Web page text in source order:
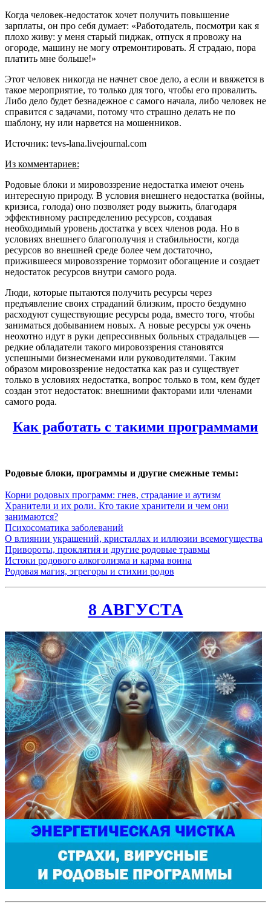
Когда человек-недостаток хочет получить повышение
зарплаты, он про себя думает: «Работодатель, посмотри как я
плохо живу: у меня старый пиджак, отпуск я провожу на
огороде, машину не могу отремонтировать. Я страдаю, пора
платить мне больше!»
Этот человек никогда не начнет свое дело, а если и ввяжется в
такое мероприятие, то только для того, чтобы его провалить.
Либо дело будет безнадежное с самого начала, либо человек не
справится с задачами, потому что страшно делать не по
шаблону, ну или нарвется на мошенников.
Источник: tevs-lana.livejournal.com
Из комментариев:
Родовые блоки и мировоззрение недостатка имеют очень
интересную природу. В условия внешнего недостатка (войны,
кризиса, голода) оно позволяет роду выжить, благодаря
эффективному распределению ресурсов, создавая
необходимый уровень достатка у всех членов рода. Но в
условиях внешнего благополучия и стабильности, когда
ресурсов во внешней среде более чем достаточно,
прижившееся мировоззрение тормозит обогащение и создает
недостаток ресурсов внутри самого рода.
Люди, которые пытаются получить ресурсы через
предъявление своих страданий близким, просто бездумно
расходуют существующие ресурсы рода, вместо того, чтобы
заниматься добыванием новых. А новые ресурсы уж очень
неохотно идут в руки депрессивных больных страдальцев —
редкие обладатели такого мировоззрения становятся
успешными бизнесменами или руководителями. Таким
образом мировоззрение недостатка как раз и существует
только в условиях недостатка, вопрос только в том, кем будет
создан этот недостаток: внешними факторами или членами
самого рода.
Как работать с такими программами
Родовые блоки, программы и другие смежные темы:
Корни родовых программ: гнев, страдание и аутизм
Хранители и их роли. Кто такие хранители и чем они
занимаются?
Психосоматика заболеваний
О влиянии украшений, кристаллах и иллюзии всемогущества
Привороты, проклятия и другие родовые травмы
Истоки родового алкоголизма и карма воина
Родовая магия, эгрегоры и стихии родов
8 АВГУСТА